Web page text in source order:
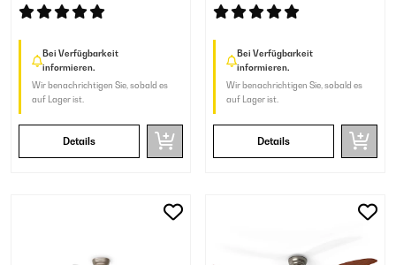
Bei Verfügbarkeit
informieren.
Wir benachrichtigen Sie, sobald es
auf Lager ist.
Details
Bei Verfügbarkeit
informieren.
Wir benachrichtigen Sie, sobald es
auf Lager ist.
Details